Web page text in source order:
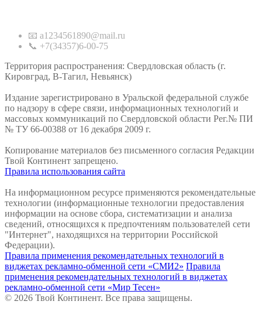
📧 a1234561890@mail.ru
📞 +7(34357)6-00-75
Территория распространения: Свердловская область (г.
Кировград, В-Тагил, Невьянск)
Издание зарегистрировано в Уральской федеральной службе
по надзору в сфере связи, информационных технологий и
массовых коммуникаций по Свердловской области Рег.№ ПИ
№ ТУ 66-00388 от 16 декабря 2009 г.
Копирование материалов без письменного согласия Редакции
Твой Континент запрещено.
Правила использования сайта
На информационном ресурсе применяются рекомендательные
технологии (информационные технологии предоставления
информации на основе сбора, систематизации и анализа
сведений, относящихся к предпочтениям пользователей сети
"Интернет", находящихся на территории Российской
Федерации).
Правила применения рекомендательных технологий в
виджетах рекламно-обменной сети «СМИ2» Правила
применения рекомендательных технологий в виджетах
рекламно-обменной сети «Мир Тесен»
© 2026 Твой Континент. Все права защищены.